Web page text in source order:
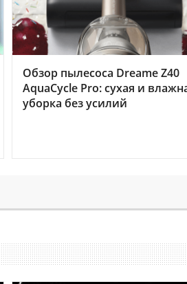
Обзор пылесоса Dreame Z40
AquaCycle Pro: сухая и
уборка без усилий